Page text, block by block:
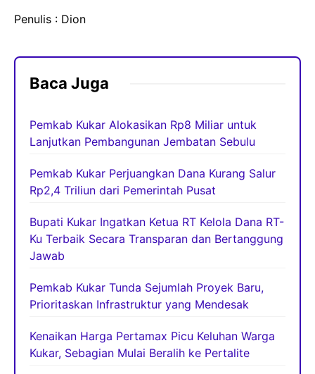
Penulis : Dion
Baca Juga
Pemkab Kukar Alokasikan Rp8 Miliar untuk
Lanjutkan Pembangunan Jembatan Sebulu
Pemkab Kukar Perjuangkan Dana Kurang Salur
Rp2,4 Triliun dari Pemerintah Pusat
Bupati Kukar Ingatkan Ketua RT Kelola Dana RT-
Ku Terbaik Secara Transparan dan Bertanggung
Jawab
Pemkab Kukar Tunda Sejumlah Proyek Baru,
Prioritaskan Infrastruktur yang Mendesak
Kenaikan Harga Pertamax Picu Keluhan Warga
Kukar, Sebagian Mulai Beralih ke Pertalite